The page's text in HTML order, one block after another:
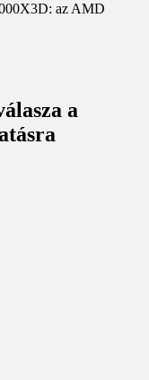
az AMD
a